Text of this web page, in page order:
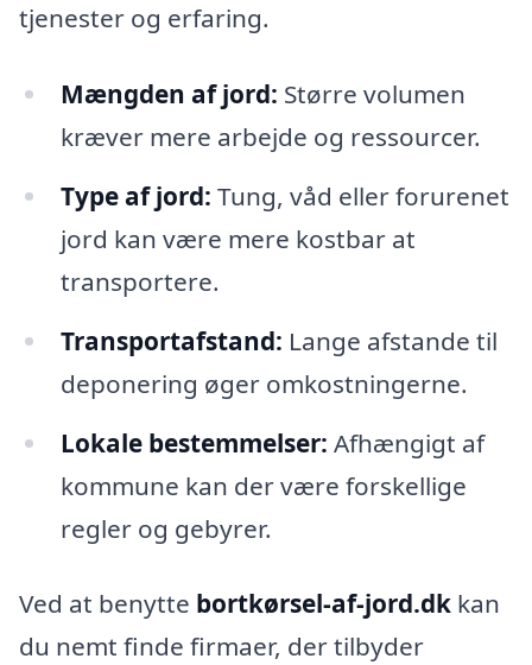
tjenester og erfaring.
Mængden af jord: Større volumen
kræver mere arbejde og ressourcer.
Type af jord: Tung, våd eller forurenet
jord kan være mere kostbar at
transportere.
Transportafstand: Lange afstande til
deponering øger omkostningerne.
Lokale bestemmelser: Afhængigt af
kommune kan der være forskellige
regler og gebyrer.
Ved at benytte bortkørsel-af-jord.dk kan
du nemt finde firmaer, der tilbyder